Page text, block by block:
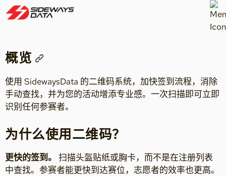
概览
使用 SidewaysData 的二维码系统，加快签到流程，消除
手动查找，并为您的活动增添专业感。一次扫描即可立即
识别任何参赛者。
为什么使用二维码？
更快的签到。
扫描头盔贴纸或胸卡，而不是在注册列表
中查找。参赛者能更快到达赛位，志愿者的效率也更高。